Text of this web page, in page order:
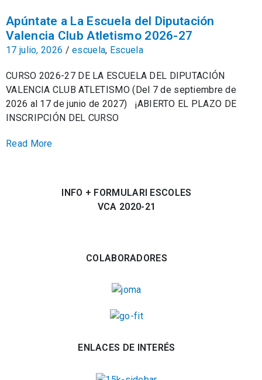
Apúntate a La Escuela del Diputación
Valencia Club Atletismo 2026-27
17 julio, 2026 / escuela, Escuela
CURSO 2026-27 DE LA ESCUELA DEL DIPUTACIÓN
VALENCIA CLUB ATLETISMO (Del 7 de septiembre de
2026 al 17 de junio de 2027) ¡ABIERTO EL PLAZO DE
INSCRIPCIÓN DEL CURSO
Read More
INFO + FORMULARI ESCOLES
VCA 2020-21
COLABORADORES
ENLACES DE INTERÉS